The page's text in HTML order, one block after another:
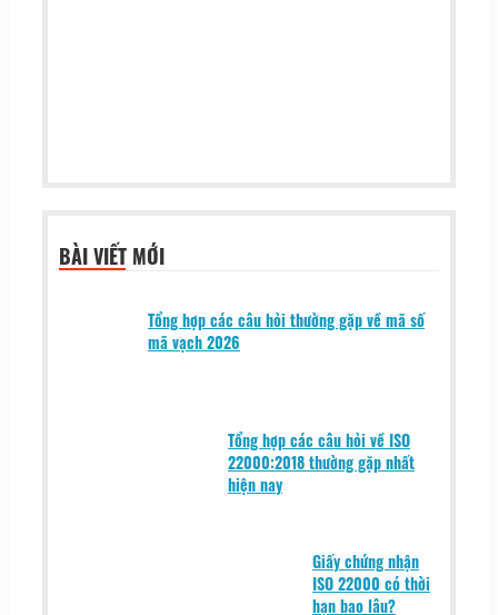
BÀI VIẾT MỚI
Tổng hợp các câu hỏi thường gặp về mã số
mã vạch 2026
Tổng hợp các câu hỏi về ISO
22000:2018 thường gặp nhất
hiện nay
Giấy chứng nhận
ISO 22000 có thời
hạn bao lâu?